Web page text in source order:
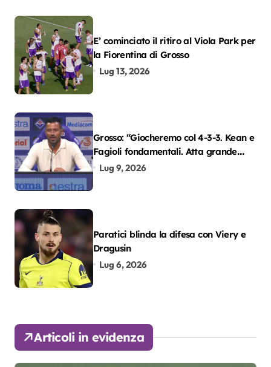
E’ cominciato il ritiro al Viola Park per
la Fiorentina di Grosso
Lug 13, 2026
Grosso: “Giocheremo col 4-3-3. Kean e
Fagioli fondamentali. Atta grande
colpo”
Lug 9, 2026
Paratici blinda la difesa con Viery e
Dragusin
Lug 6, 2026
Articoli in evidenza